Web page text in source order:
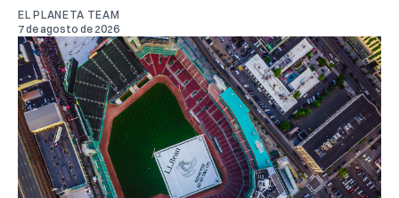
EL PLANETA TEAM
7 de agosto de 2026